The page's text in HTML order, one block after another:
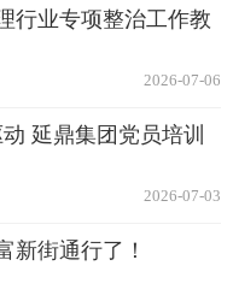
行业专项整治工作教
2026-07-06
延鼎集团党员培训
2026-07-03
新街通行了！